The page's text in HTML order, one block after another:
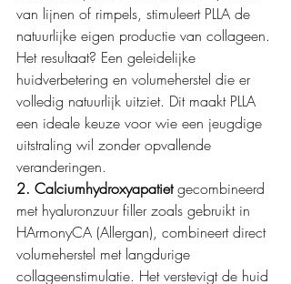
van lijnen of rimpels, stimuleert PLLA de
natuurlijke eigen productie van collageen.
Het resultaat? Een geleidelijke
huidverbetering en volumeherstel die er
volledig natuurlijk uitziet. Dit maakt PLLA
een ideale keuze voor wie een jeugdige
uitstraling wil zonder opvallende
veranderingen.
2. Calciumhydroxyapatiet gecombineerd
met hyaluronzuur filler zoals gebruikt in
HArmonyCA (Allergan), combineert direct
volumeherstel met langdurige
collageenstimulatie. Het verstevigt de huid